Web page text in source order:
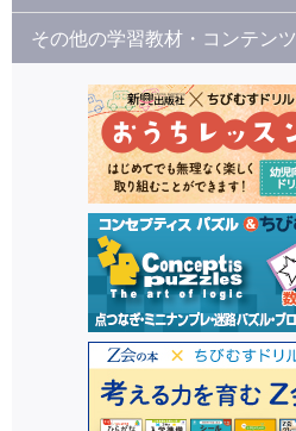
その他の学習教材・コンテンツ